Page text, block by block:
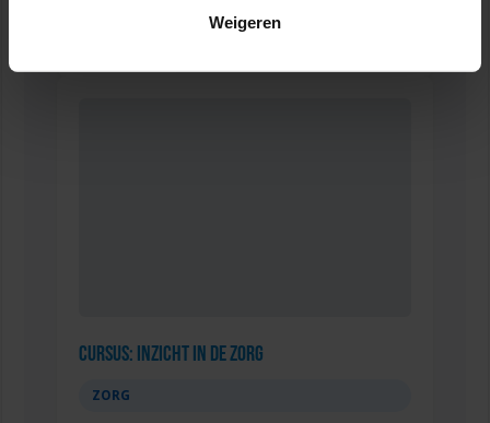
Weigeren
Cursus: Inzicht in de Zorg
ZORG